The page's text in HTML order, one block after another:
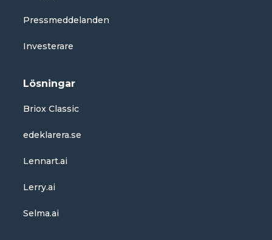
Pressmeddelanden
Investerare
Lösningar
Briox Classic
edeklarera.se
Lennart.ai
Lerry.ai
Selma.ai